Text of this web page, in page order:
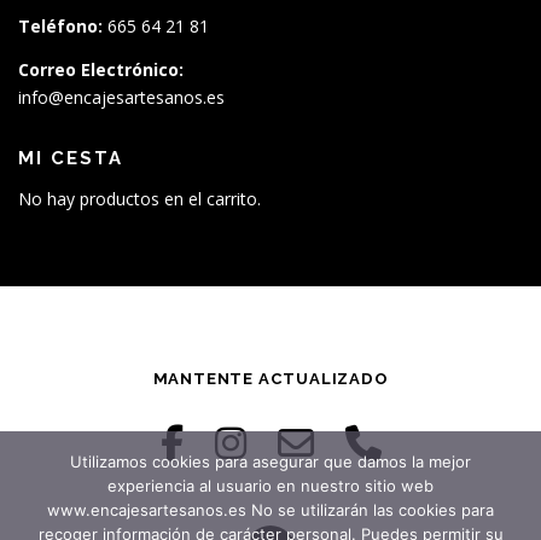
Teléfono: 665 64 21 81
Correo Electrónico:
info@encajesartesanos.es
MI CESTA
No hay productos en el carrito.
MANTENTE ACTUALIZADO
Utilizamos cookies para asegurar que damos la mejor
experiencia al usuario en nuestro sitio web
www.encajesartesanos.es No se utilizarán las cookies para
recoger información de carácter personal. Puedes permitir su